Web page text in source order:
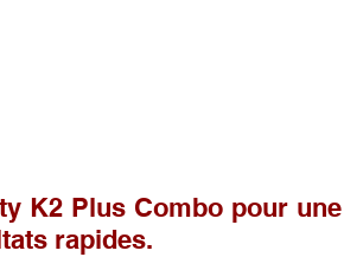
K2 Plus Combo pour une
rapides.